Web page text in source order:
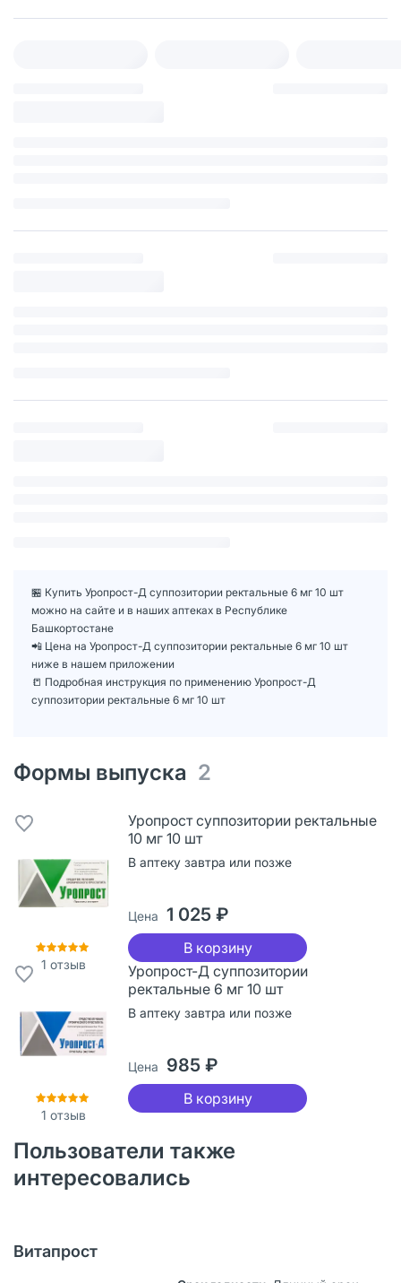
🏪 Купить Уропрост-Д суппозитории ректальные 6 мг 10 шт
можно на сайте и в наших аптеках в Республике
Башкортостане
📲 Цена на Уропрост-Д суппозитории ректальные 6 мг 10 шт
ниже в нашем приложении
📒 Подробная инструкция по применению Уропрост-Д
суппозитории ректальные 6 мг 10 шт
Формы выпуска 2
1 отзыв
Уропрост суппозитории ректальные
10 мг 10 шт
В аптеку завтра или позже
Цена 1 025 ₽
В корзину
1 отзыв
Уропрост-Д суппозитории
ректальные 6 мг 10 шт
В аптеку завтра или позже
Цена 985 ₽
В корзину
Пользователи также
интересовались
Витапрост